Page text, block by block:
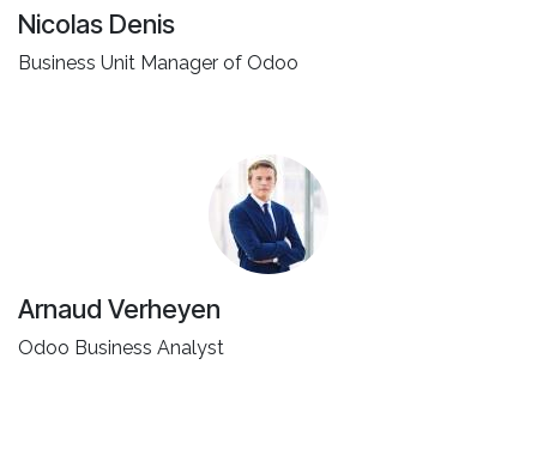
Nicolas Denis
Business Unit Manager of Odoo
Arnaud Verheyen
Odoo Business Analyst